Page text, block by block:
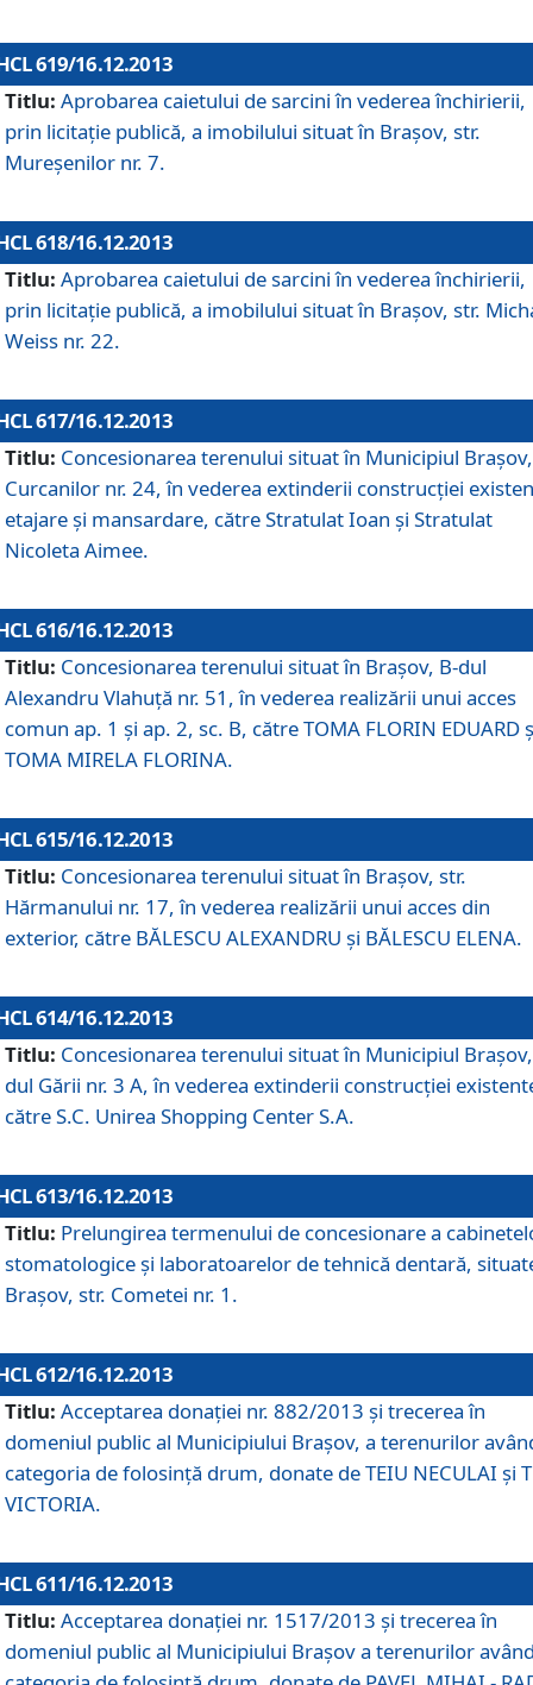
619/16.12.2013
Titlu: Aprobarea caietului de sarcini în vederea închirierii,
prin licitaţie publică, a imobilului situat în Braşov, str.
Mureşenilor nr. 7.
618/16.12.2013
Titlu: Aprobarea caietului de sarcini în vederea închirierii,
prin licitaţie publică, a imobilului situat în Braşov, str.
Weiss nr. 22.
617/16.12.2013
Titlu: Concesionarea terenului situat în Municipiul
Curcanilor nr. 24, în vederea extinderii construcţiei
etajare şi mansardare, către Stratulat Ioan şi Stratulat
Nicoleta Aimee.
616/16.12.2013
Titlu: Concesionarea terenului situat în Braşov, B-dul
Alexandru Vlahuţă nr. 51, în vederea realizării unui acces
comun ap. 1 şi ap. 2, sc. B, către TOMA FLORIN EDUARD
TOMA MIRELA FLORINA.
615/16.12.2013
Titlu: Concesionarea terenului situat în Braşov, str.
Hărmanului nr. 17, în vederea realizării unui acces din
exterior, către BĂLESCU ALEXANDRU şi BĂLESCU ELENA.
614/16.12.2013
Titlu: Concesionarea terenului situat în Municipiul
dul Gării nr. 3 A, în vederea extinderii construcţiei
către S.C. Unirea Shopping Center S.A.
613/16.12.2013
Titlu: Prelungirea termenului de concesionare a
stomatologice şi laboratoarelor de tehnică dentară,
Braşov, str. Cometei nr. 1.
612/16.12.2013
Titlu: Acceptarea donaţiei nr. 882/2013 şi trecerea în
domeniul public al Municipiului Braşov, a terenurilor
categoria de folosinţă drum, donate de TEIU NECULAI şi
VICTORIA.
611/16.12.2013
Titlu: Acceptarea donaţiei nr. 1517/2013 şi trecerea în
domeniul public al Municipiului Braşov a terenurilor